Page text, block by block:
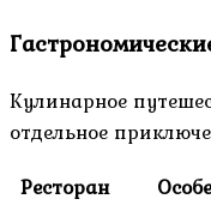
Кулинарное
отдельное
Ресторан